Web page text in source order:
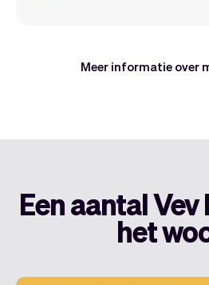
Meer informatie over
Een aantal
het